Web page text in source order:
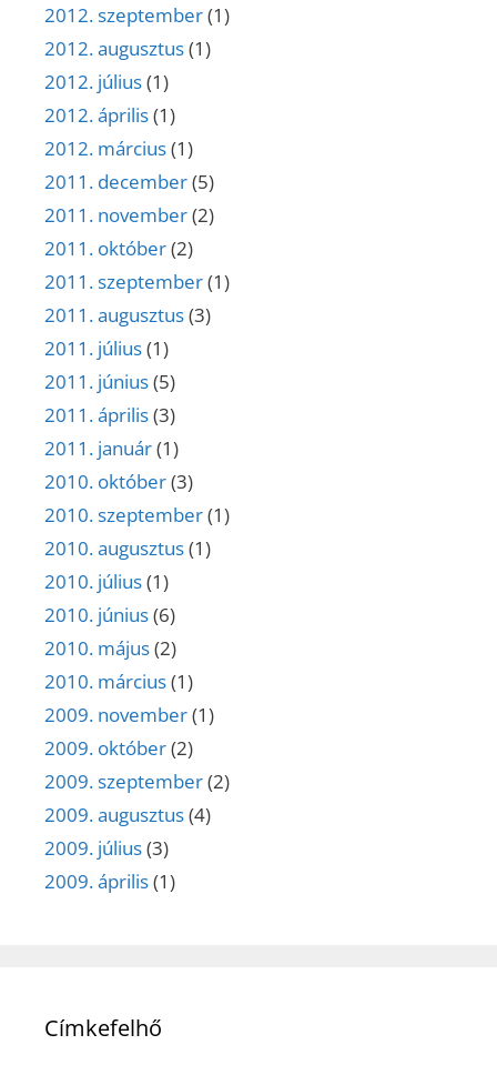
2012. szeptember(1)
2012. augusztus(1)
2012. július(1)
2012. április(1)
2012. március(1)
2011. december(5)
2011. november(2)
2011. október(2)
2011. szeptember(1)
2011. augusztus(3)
2011. július(1)
2011. június(5)
2011. április(3)
2011. január(1)
2010. október(3)
2010. szeptember(1)
2010. augusztus(1)
2010. július(1)
2010. június(6)
2010. május(2)
2010. március(1)
2009. november(1)
2009. október(2)
2009. szeptember(2)
2009. augusztus(4)
2009. július(3)
2009. április(1)
Címkefelhő